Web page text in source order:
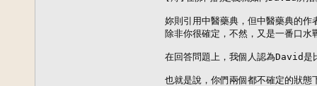
妳則引用中醫藥典，但中醫藥典的
除非你很確定，不然，又是一番口水
在回答問題上，我個人認為David是
也就是說，你們兩個都不確定的狀